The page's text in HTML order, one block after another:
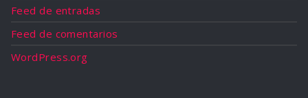
Feed de entradas
Feed de comentarios
WordPress.org